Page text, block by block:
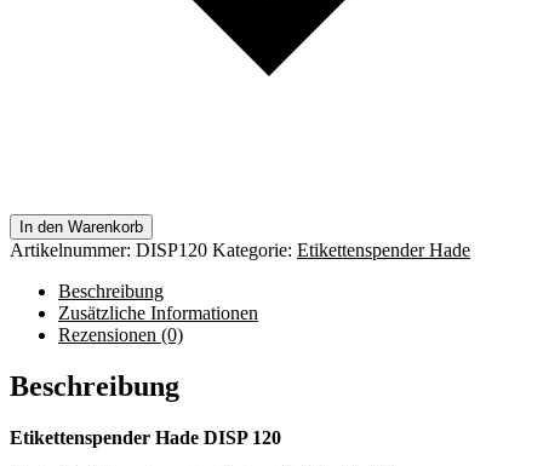
In den Warenkorb
Artikelnummer: DISP120 Kategorie: Etikettenspender Hade
Beschreibung
Zusätzliche Informationen
Rezensionen (0)
Beschreibung
Etikettenspender Hade DISP 120